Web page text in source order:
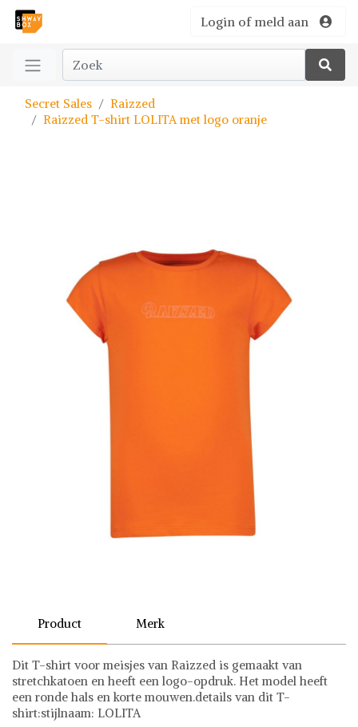
Login of meld aan
Secret Sales
Raizzed
Raizzed T-shirt LOLITA met logo oranje
Product Merk
Dit T-shirt voor meisjes van Raizzed is gemaakt van
stretchkatoen en heeft een logo-opdruk. Het model heeft
een ronde hals en korte mouwen.details van dit T-
shirt:stijlnaam: LOLITA